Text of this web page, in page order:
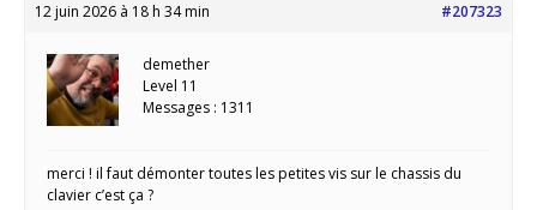
12 juin 2026 à 18 h 34 min #207323
demether
Level 11
Messages : 1311
merci ! il faut démonter toutes les petites vis sur le chassis du
clavier c’est ça ?